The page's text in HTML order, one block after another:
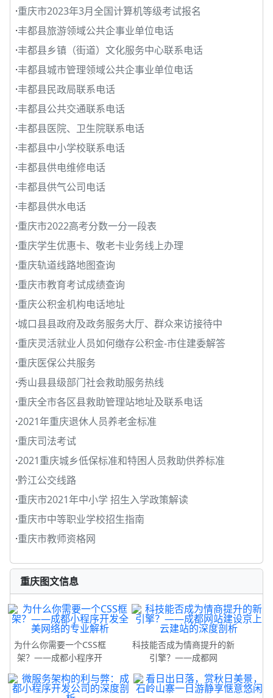
·重庆市2023年3月全国计算机等级考试报名
·丰都县旅游领域公共企事业单位电话
·丰都县乡镇（街道）文化服务中心联系电话
·丰都县城市管理领域公共企事业单位电话
·丰都县民政局联系电话
·丰都县公共交通联系电话
·丰都县医院、卫生院联系电话
·丰都县中小学校联系电话
·丰都县供电维修电话
·丰都县供气公司电话
·丰都县供水电话
·重庆市2022高考分数一分一段表
·重庆学生优惠卡、敬老卡业务线上办理
·重庆轨道线路地图查询
·重庆市教育考试成绩查询
·重庆公积金机构电话地址
·城口县县政府及政务服务大厅、群众来访接待中
·重庆灵活就业人员如何缴存公积金-市住建委解答
·重庆医保公共服务
·秀山县县级部门社会救助服务热线
·重庆全市各区县救助管理站地址及联系电话
·2021年重庆退休人员养老金标准
·重庆司法考试
·2021重庆城乡低保标准和特困人员救助供养标准
·黔江公交线路
·重庆市2021年中小学 招生入学政策解读
·重庆市中等职业学校招生指南
·重庆市教师资格网
重庆图文信息
为什么你需要一个CSS框
架？——成都小程序开
科技能否成为情商提升的新
引擎？——成都网